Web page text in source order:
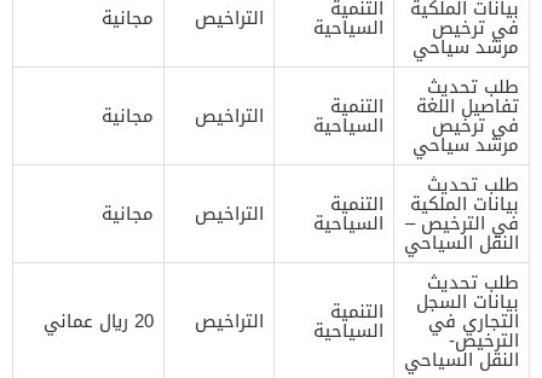
بيانات الملكية
في ترخيص
مرشد سياحي
التنمية
السياحية التراخيص مجانية
طلب تحديث
تفاصيل اللغة
في ترخيص
مرشد سياحي
التنمية
السياحية التراخيص مجانية
طلب تحديث
بيانات الملكية
في الترخيص –
النقل السياحي
التنمية
السياحية التراخيص مجانية
طلب تحديث
بيانات السجل
التجاري في
الترخيص-
النقل السياحي
التنمية
السياحية التراخيص 20 ريال عماني